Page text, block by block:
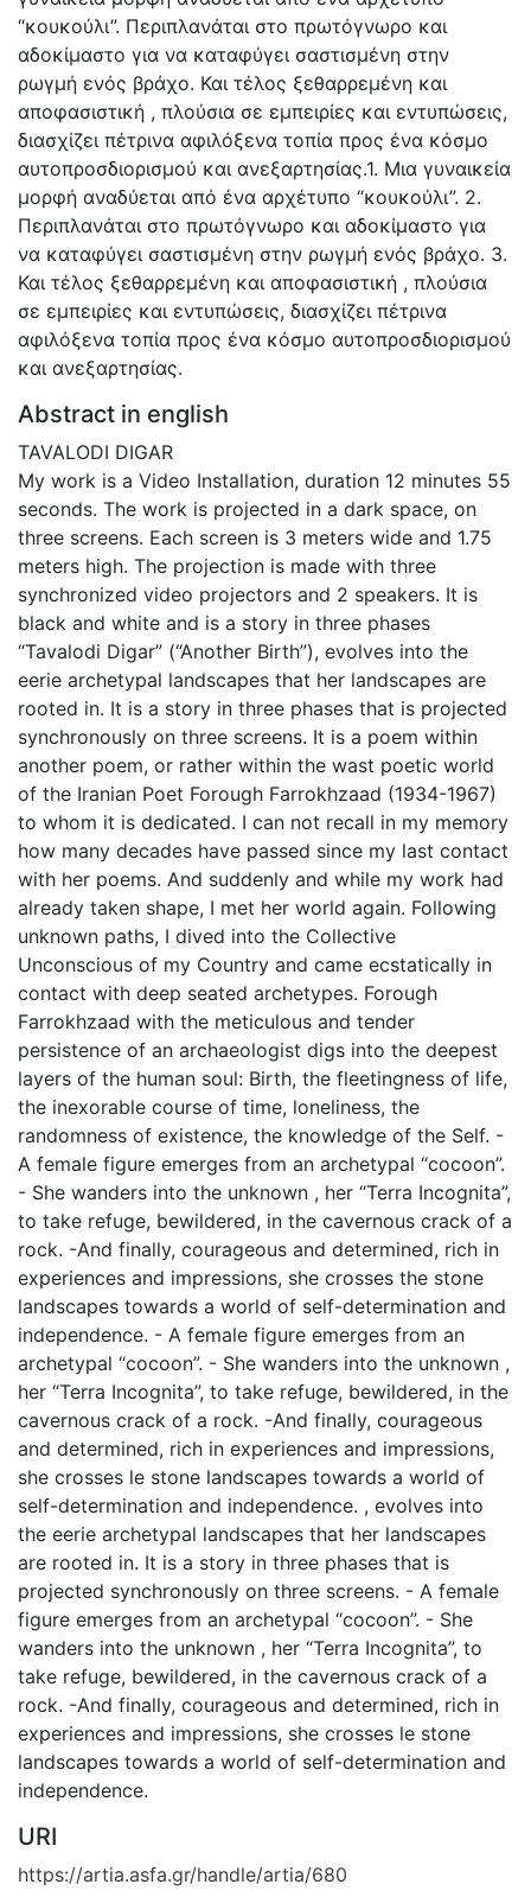
“κουκούλι”. Περιπλανάται στο πρωτόγνωρο και
αδοκίμαστο για να καταφύγει σαστισμένη στην
ρωγμή ενός βράχο. Και τέλος ξεθαρρεμένη και
αποφασιστική , πλούσια σε εμπειρίες και εντυπώσεις,
διασχίζει πέτρινα αφιλόξενα τοπία προς ένα κόσμο
αυτοπροσδιορισμού και ανεξαρτησίας.1. Μια γυναικεία
μορφή αναδύεται από ένα αρχέτυπο “κουκούλι”. 2.
Περιπλανάται στο πρωτόγνωρο και αδοκίμαστο για
να καταφύγει σαστισμένη στην ρωγμή ενός βράχο. 3.
Και τέλος ξεθαρρεμένη και αποφασιστική , πλούσια
σε εμπειρίες και εντυπώσεις, διασχίζει πέτρινα
αφιλόξενα τοπία προς ένα κόσμο αυτοπροσδιορισμού
και ανεξαρτησίας.
Abstract in english
TAVALODI DIGAR
My work is a Video Installation, duration 12 minutes 55
seconds. The work is projected in a dark space, on
three screens. Each screen is 3 meters wide and 1.75
meters high. The projection is made with three
synchronized video projectors and 2 speakers. It is
black and white and is a story in three phases
“Tavalodi Digar” (“Another Birth”), evolves into the
eerie archetypal landscapes that her landscapes are
rooted in. It is a story in three phases that is projected
synchronously on three screens. It is a poem within
another poem, or rather within the wast poetic world
of the Iranian Poet Forough Farrokhzaad (1934-1967)
to whom it is dedicated. I can not recall in my memory
how many decades have passed since my last contact
with her poems. And suddenly and while my work had
already taken shape, I met her world again. Following
unknown paths, I dived into the Collective
Unconscious of my Country and came ecstatically in
contact with deep seated archetypes. Forough
Farrokhzaad with the meticulous and tender
persistence of an archaeologist digs into the deepest
layers of the human soul: Birth, the fleetingness of life,
the inexorable course of time, loneliness, the
randomness of existence, the knowledge of the Self. -
A female figure emerges from an archetypal “cocoon”.
- She wanders into the unknown , her “Terra Incognita”,
to take refuge, bewildered, in the cavernous crack of a
rock. -And finally, courageous and determined, rich in
experiences and impressions, she crosses the stone
landscapes towards a world of self-determination and
independence. - A female figure emerges from an
archetypal “cocoon”. - She wanders into the unknown ,
her “Terra Incognita”, to take refuge, bewildered, in the
cavernous crack of a rock. -And finally, courageous
and determined, rich in experiences and impressions,
she crosses le stone landscapes towards a world of
self-determination and independence. , evolves into
the eerie archetypal landscapes that her landscapes
are rooted in. It is a story in three phases that is
projected synchronously on three screens. - A female
figure emerges from an archetypal “cocoon”. - She
wanders into the unknown , her “Terra Incognita”, to
take refuge, bewildered, in the cavernous crack of a
rock. -And finally, courageous and determined, rich in
experiences and impressions, she crosses le stone
landscapes towards a world of self-determination and
independence.
URI
https://artia.asfa.gr/handle/artia/680